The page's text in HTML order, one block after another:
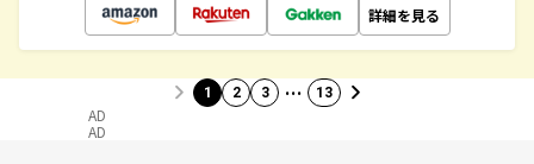
詳細を見る
1 2 3 … 13
AD
AD